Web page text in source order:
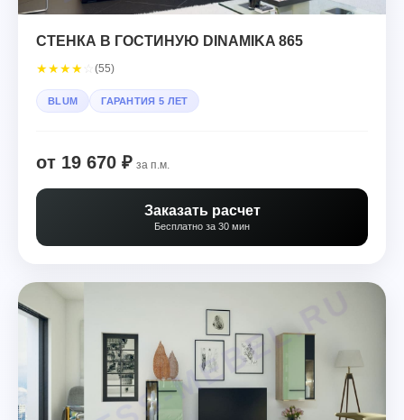
СТЕНКА В ГОСТИНУЮ DINAMIKA 865
★★★★ (55)
BLUM ГАРАНТИЯ 5 ЛЕТ
от 19 670 ₽ за п.м.
Заказать расчет
Бесплатно за 30 мин